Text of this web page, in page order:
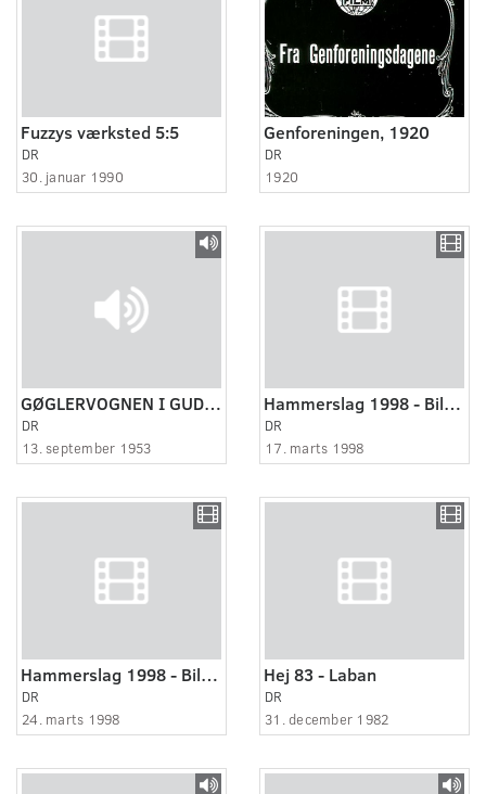
Fuzzys værksted 5:5
DR
30. januar 1990
Genforeningen, 1920
DR
1920
GØGLERVOGNEN I GUDENÅDALEN
DR
13. september 1953
Hammerslag 1998 - Biler (1:4)
DR
17. marts 1998
Hammerslag 1998 - Biler (2:4)
DR
24. marts 1998
Hej 83 - Laban
DR
31. december 1982